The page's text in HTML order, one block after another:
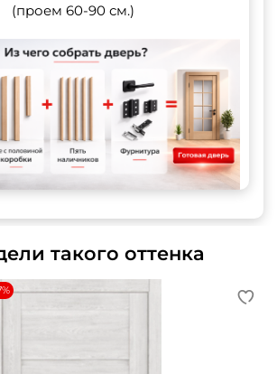
(проем 60-90 см.)
такого оттенка